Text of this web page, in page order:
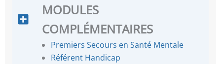
MODULES
COMPLÉMENTAIRES
Premiers Secours en Santé Mentale
Référent Handicap